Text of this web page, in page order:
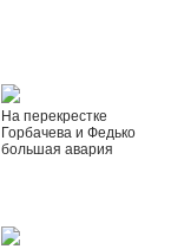
На перекрестке
Горбачева и Федько
большая авария